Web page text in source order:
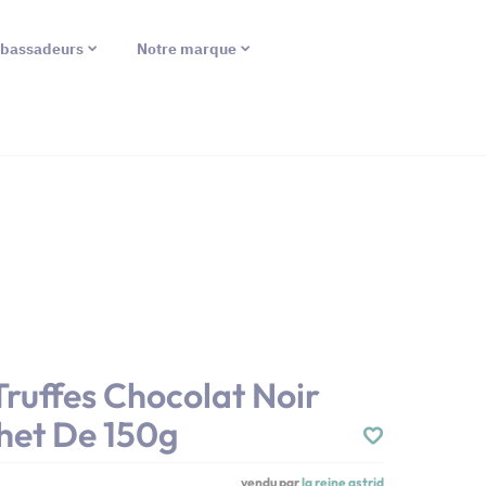
Notre marque
Chocolat Noir
De 150g
vendu parla reine astrid